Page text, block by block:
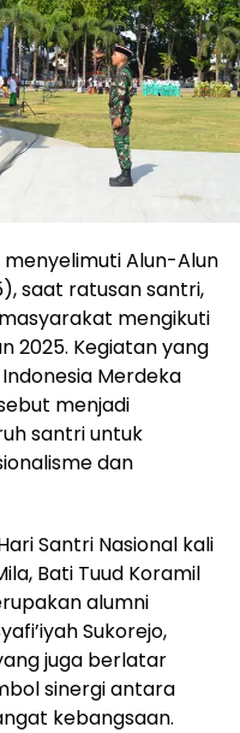
Alun-Alun
saat ratusan santri,
mengikuti
2025. Kegiatan yang
Merdeka
menjadi
santri untuk
dan
Santri Nasional kali
Bati Tuud Koramil
alumni
Sukorejo,
juga berlatar
sinergi antara
kebangsaan.